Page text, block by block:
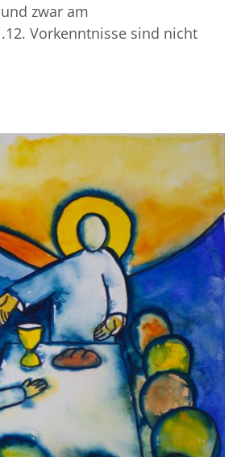
zwar am
Vorkenntnisse sind nicht